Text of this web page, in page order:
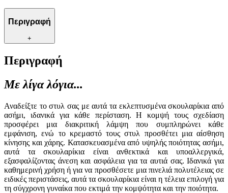
Περιγραφή
+
Περιγραφή
Με λίγα λόγια...
Αναδείξτε το στυλ σας με αυτά τα εκλεπτυσμένα σκουλαρίκια από
ασήμι, ιδανικά για κάθε περίσταση. Η κομψή τους σχεδίαση
προσφέρει μια διακριτική λάμψη που συμπληρώνει κάθε
εμφάνιση, ενώ το κρεμαστό τους στυλ προσθέτει μια αίσθηση
κίνησης και χάρης. Κατασκευασμένα από υψηλής ποιότητας ασήμι,
αυτά τα σκουλαρίκια είναι ανθεκτικά και υποαλλεργικά,
εξασφαλίζοντας άνεση και ασφάλεια για τα αυτιά σας. Ιδανικά για
καθημερινή χρήση ή για να προσθέσετε μια πινελιά πολυτέλειας σε
ειδικές περιστάσεις, αυτά τα σκουλαρίκια είναι η τέλεια επιλογή για
τη σύγχρονη γυναίκα που εκτιμά την κομψότητα και την ποιότητα.